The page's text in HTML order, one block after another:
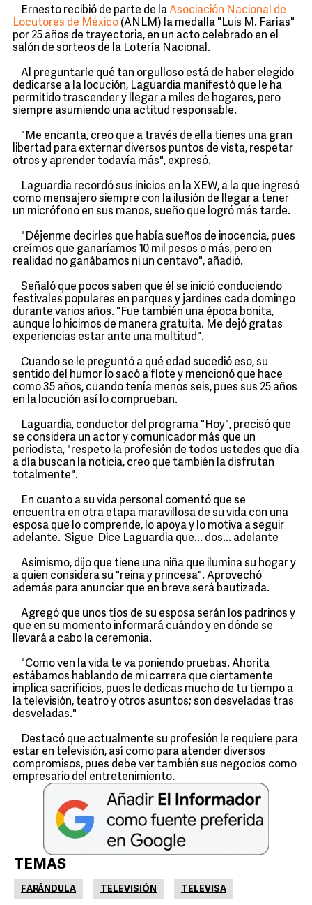
Ernesto recibió de parte de laAsociación Nacional de
Locutores de México (ANLM) la medalla "Luis M. Farías"
por 25 años de trayectoria, en un acto celebrado en el
salón de sorteos de la Lotería Nacional.
Al preguntarle qué tan orgulloso está de haber elegido
dedicarse a la locución, Laguardia manifestó que le ha
permitido trascender y llegar a miles de hogares, pero
siempre asumiendo una actitud responsable.
"Me encanta, creo que a través de ella tienes una gran
libertad para externar diversos puntos de vista, respetar
otros y aprender todavía más", expresó.
Laguardia recordó sus inicios en la XEW, a la que ingresó
como mensajero siempre con la ilusión de llegar a tener
un micrófono en sus manos, sueño que logró más tarde.
"Déjenme decirles que había sueños de inocencia, pues
creímos que ganaríamos 10 mil pesos o más, pero en
realidad no ganábamos ni un centavo", añadió.
Señaló que pocos saben que él se inició conduciendo
festivales populares en parques y jardines cada domingo
durante varios años. "Fue también una época bonita,
aunque lo hicimos de manera gratuita. Me dejó gratas
experiencias estar ante una multitud".
Cuando se le preguntó a qué edad sucedió eso, su
sentido del humor lo sacó a flote y mencionó que hace
como 35 años, cuando tenía menos seis, pues sus 25 años
en la locución así lo comprueban.
Laguardia, conductor del programa "Hoy", precisó que
se considera un actor y comunicador más que un
periodista, "respeto la profesión de todos ustedes que día
a día buscan la noticia, creo que también la disfrutan
totalmente".
En cuanto a su vida personal comentó que se
encuentra en otra etapa maravillosa de su vida con una
esposa que lo comprende, lo apoya y lo motiva a seguir
adelante. Sigue Dice Laguardia que... dos... adelante
Asimismo, dijo que tiene una niña que ilumina su hogar y
a quien considera su "reina y princesa". Aprovechó
además para anunciar que en breve será bautizada.
Agregó que unos tíos de su esposa serán los padrinos y
que en su momento informará cuándo y en dónde se
llevará a cabo la ceremonia.
"Como ven la vida te va poniendo pruebas. Ahorita
estábamos hablando de mi carrera que ciertamente
implica sacrificios, pues le dedicas mucho de tu tiempo a
la televisión, teatro y otros asuntos; son desveladas tras
desveladas."
Destacó que actualmente su profesión le requiere para
estar en televisión, así como para atender diversos
compromisos, pues debe ver también sus negocios como
empresario del entretenimiento.
TEMAS
FARÁNDULA TELEVISIÓN TELEVISA